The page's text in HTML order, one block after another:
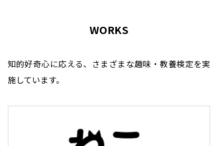
WORKS
知的好奇心に応える、さまざまな趣味・教養検定を実
施しています。